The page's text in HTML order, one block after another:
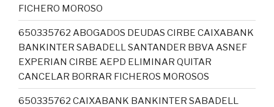
FICHERO MOROSO
650335762 ABOGADOS DEUDAS CIRBE CAIXABANK
BANKINTER SABADELL SANTANDER BBVA ASNEF
EXPERIAN CIRBE AEPD ELIMINAR QUITAR
CANCELAR BORRAR FICHEROS MOROSOS
650335762 CAIXABANK BANKINTER SABADELL